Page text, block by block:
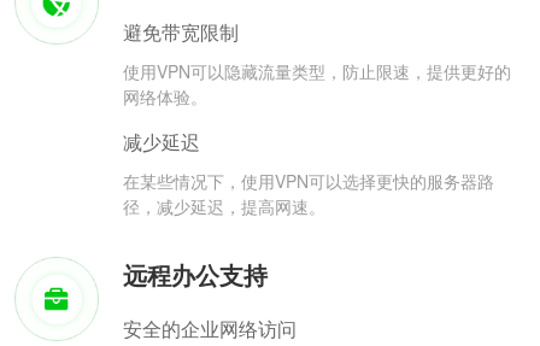
避免带宽限制
使用VPN可以隐藏流量类型，防止限速，提供更好的
网络体验。
减少延迟
在某些情况下，使用VPN可以选择更快的服务器路
径，减少延迟，提高网速。
远程办公支持
安全的企业网络访问